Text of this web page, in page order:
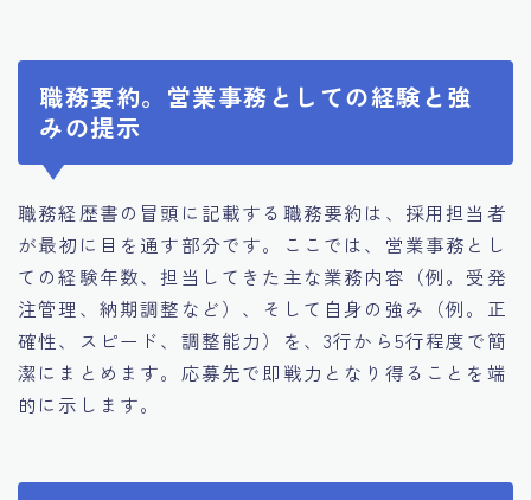
職務要約。営業事務としての経験と強
みの提示
職務経歴書の冒頭に記載する職務要約は、採用担当者
が最初に目を通す部分です。ここでは、営業事務とし
ての経験年数、担当してきた主な業務内容（例。受発
注管理、納期調整など）、そして自身の強み（例。正
確性、スピード、調整能力）を、3行から5行程度で簡
潔にまとめます。応募先で即戦力となり得ることを端
的に示します。